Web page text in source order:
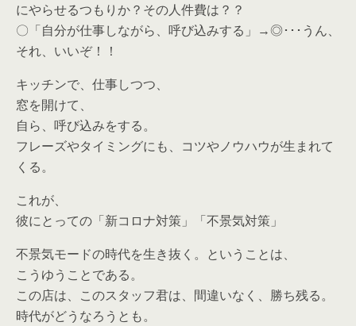
にやらせるつもりか？その人件費は？？
〇「自分が仕事しながら、呼び込みする」→◎･･･うん、
それ、いいぞ！！
キッチンで、仕事しつつ、
窓を開けて、
自ら、呼び込みをする。
フレーズやタイミングにも、コツやノウハウが生まれて
くる。
これが、
彼にとっての「新コロナ対策」「不景気対策」
不景気モードの時代を生き抜く。ということは、
こうゆうことである。
この店は、このスタッフ君は、間違いなく、勝ち残る。
時代がどうなろうとも。